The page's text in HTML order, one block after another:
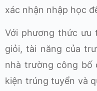
xác nhận nhập học
Với phương thức ưu
giỏi, tài năng của
nhà trường công bố
kiện trúng tuyển và